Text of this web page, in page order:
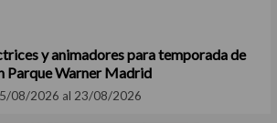
y animadores para temporada de
Parque Warner Madrid
08/2026 al 23/08/2026